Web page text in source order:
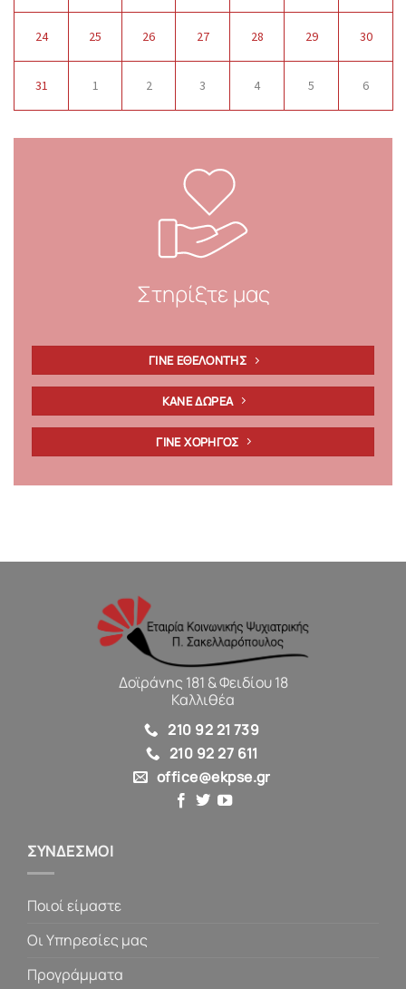
24 25 26 27 28 29 30
31 1 2 3 4 5 6
Στηρίξτε μας
ΓΙΝΕ ΕΘΕΛΟΝΤΗΣ
ΚΑΝΕ ΔΩΡΕΑ
ΓΙΝΕ ΧΟΡΗΓΟΣ
Δοϊράνης 181 & Φειδίου 18
Καλλιθέα
210 92 21 739
210 92 27 611
office@ekpse.gr
ΣΥΝΔΕΣΜΟΙ
Ποιοί είμαστε
Οι Υπηρεσίες μας
Προγράμματα